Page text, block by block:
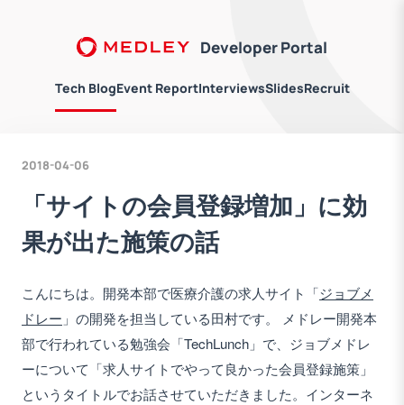
Developer Portal
Tech BlogEvent ReportInterviewsSlidesRecruit
2018-04-06
「サイトの会員登録増加」に効
果が出た施策の話
こんにちは。開発本部で医療介護の求人サイト「ジョブメ
ドレー 」の開発を担当している田村です。 メドレー開発本
部で行われている勉強会「TechLunch」で、ジョブメドレ
ーについて「求人サイトでやって良かった会員登録施策」
というタイトルでお話させていただきました。インターネ